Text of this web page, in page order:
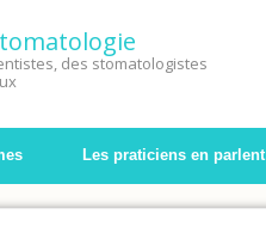
des stomatologistes
Les praticiens en parlent